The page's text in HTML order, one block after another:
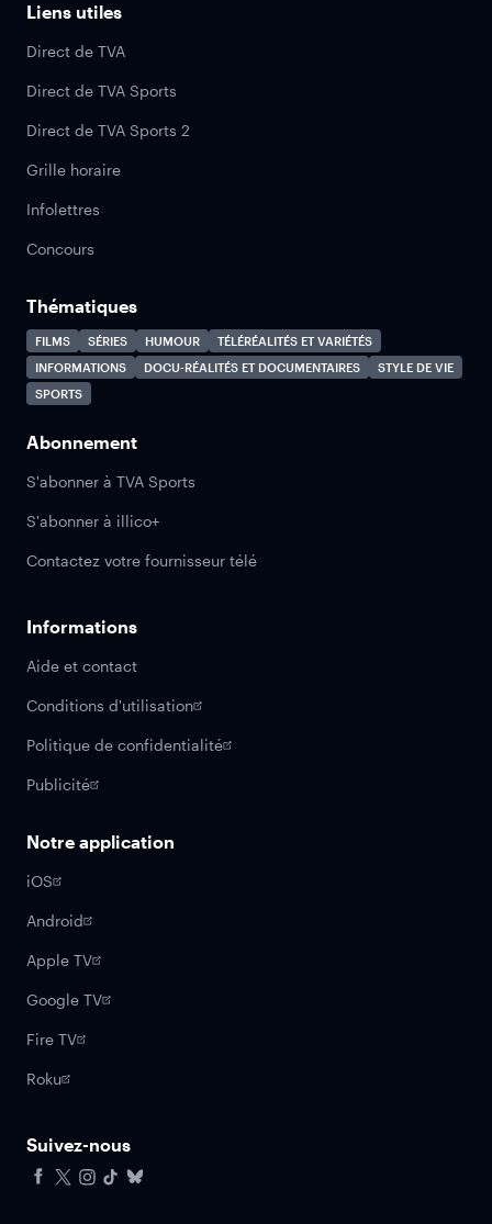
Liens utiles
Direct de TVA
Direct de TVA Sports
Direct de TVA Sports 2
Grille horaire
Infolettres
Concours
Thématiques
FILMS SÉRIES HUMOUR
TÉLÉRÉALITÉS ET VARIÉTÉS
INFORMATIONS
DOCU-RÉALITÉS ET DOCUMENTAIRES
STYLE DE VIE
SPORTS
Abonnement
S'abonner à TVA Sports
S'abonner à illico+
Contactez votre fournisseur télé
Informations
Aide et contact
Conditions d'utilisation
Politique de confidentialité
Publicité
Notre application
iOS
Android
Apple TV
Google TV
Fire TV
Roku
Suivez-nous